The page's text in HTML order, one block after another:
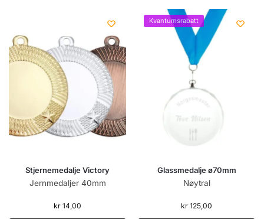
Stjernemedalje Victory
Jernmedaljer 40mm
kr 14,00
Kvantumsrabatt
Glassmedalje ø70mm
Nøytral
kr 125,00